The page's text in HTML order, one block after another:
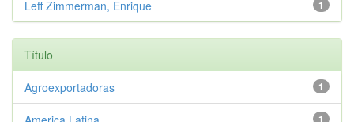
1
Leff Zimmerman, Enrique
Título
1
Agroexportadoras
1